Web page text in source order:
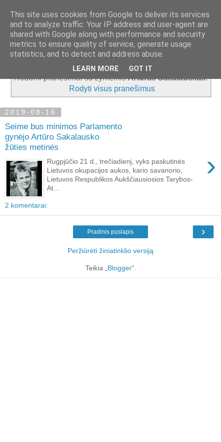
Rodomi pranešimai su žymėmisArtūras Sakalauskas.
Rodyti visus pranešimus
2019-08-16
Seime bus minimos Parlamento
gynėjo Artūro Sakalausko
žūties metinės
›
Rugpjūčio 21 d., trečiadienį, vyks paskutinės
Lietuvos okupacijos aukos, kario savanorio,
Lietuvos Respublikos Aukščiausiosios Tarybos-
At...
2 komentarai:
›
Pradinis puslapis
Peržiūrėti žiniatinklio versiją
Teikia „Blogger“.
This site uses cookies from Google to deliver its services
and to analyze traffic. Your IP address and user-agent are
shared with Google along with performance and security
metrics to ensure quality of service, generate usage
statistics, and to detect and address abuse.
LEARN MORE GOT IT